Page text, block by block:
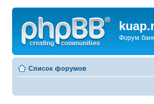
Форум
Список форумов